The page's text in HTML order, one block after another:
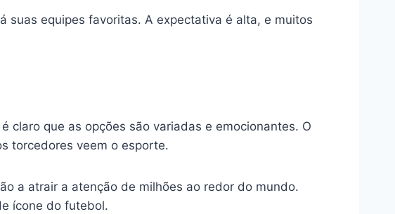
suas equipes favoritas. A expectativa é alta, e muitos
claro que as opções são variadas e emocionantes. O
torcedores veem o esporte.
a atrair a atenção de milhões ao redor do mundo.
ícone do futebol.